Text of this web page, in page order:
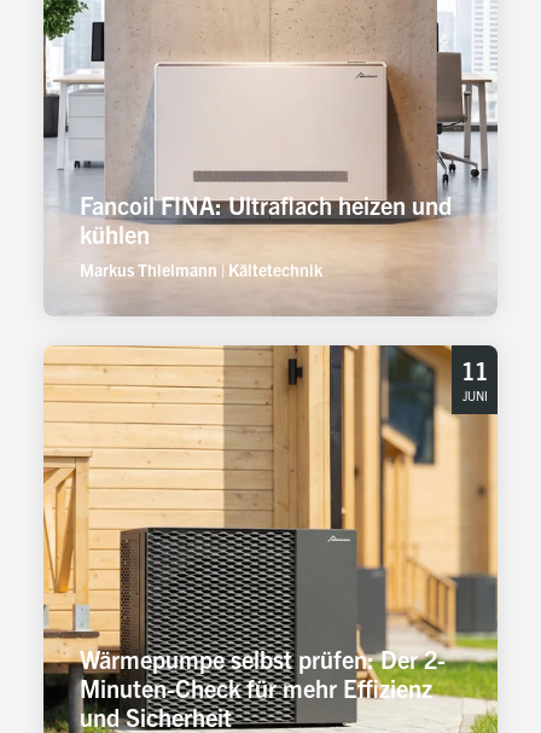
Fancoil FINA: Ultraflach heizen und
kühlen
Markus Thielmann | Kältetechnik
11
JUNI
Wärmepumpe selbst prüfen: Der 2-
Minuten-Check für mehr Effizienz
und Sicherheit